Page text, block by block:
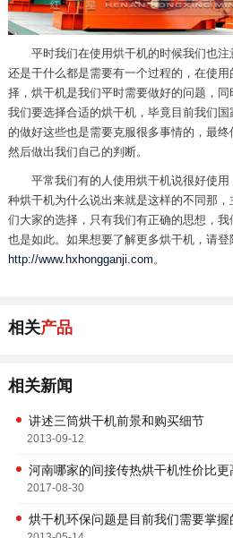
平时我们在使用烘干机的时候我们也
还是干什么都是需要有一个过程的，在使
择，烘干机是我们平时需要做好的问题，
我们要选择合适的烘干机，毕竟目前我们
的做好这些也是需要克服很多事情的，最
然后做出我们自己的判断。
平常我们有的人使用烘干机说很好使
种烘干机为什么说出来就是这样的不同那
们大家的选择，只有我们有正确的思想，
也是如此。如果想要了解更多烘干机，请登
http://www.hxhongganji.com。
相关产品
相关新闻
讲述三筒烘干机前景和购买细节
2013-09-12
河南哪家的间接传热烘干机性价比更
2017-08-30
烘干机环保问题是目前我们需要掌握